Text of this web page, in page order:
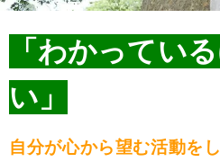
「わかってい
い」
自分が心から望む活動を